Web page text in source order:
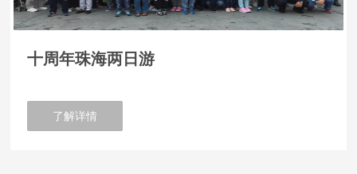
十周年珠海两日游
了解详情